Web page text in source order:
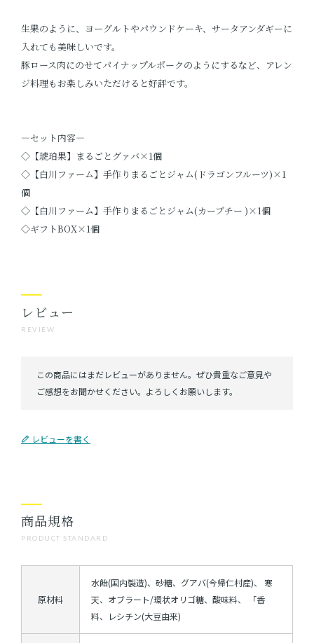
生果のように、ヨーグルトやパウンドケーキ、サータアンダギーに
入れても美味しいです。
豚ロース肉にのせてパイナップルポークのようにするなど、アレン
ジ料理もお楽しみいただけると好評です。
―セット内容―
◇【琥珀果】まるごとグァバ×1個
◇【白川ファーム】手作りまるごとジャム(ドラゴンフルーツ)×1
個
◇【白川ファーム】手作りまるごとジャム(カーブチー )×1個
◇ギフトBOX×1個
REVIEW
レビュー
レビューを書く
PRODUCT STANDARD
商品規格
原材料
水飴(国内製造)、砂糖、グアバ(今帰仁村産)、 寒
天、オブラート/環状オリゴ糖、酸味料、 「香
料、レシチン(大豆由来)